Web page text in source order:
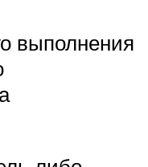
выполнения